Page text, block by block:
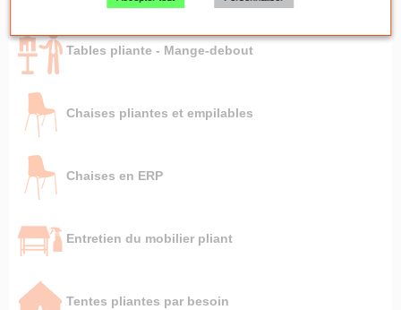
Tables pliante - Mange-debout
Chaises pliantes et empilables
Chaises en ERP
Entretien du mobilier pliant
Tentes pliantes par besoin